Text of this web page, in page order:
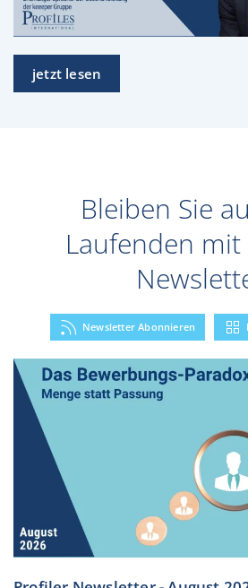
jetzt lesen
Bleiben Sie
Laufenden
Newsletter Abonnieren